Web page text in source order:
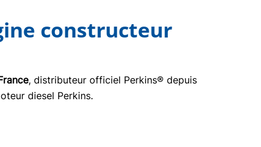
constructeur
, distributeur officiel Perkins® depuis
diesel Perkins.